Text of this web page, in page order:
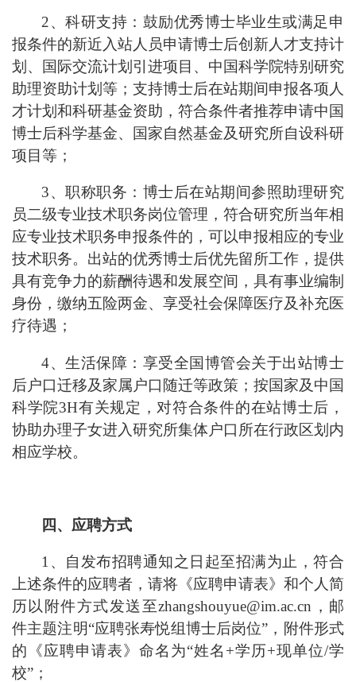
2、科研支持：鼓励优秀博士毕业生或满足申
报条件的新近入站人员申请博士后创新人才支持计
划、国际交流计划引进项目、中国科学院特别研究
助理资助计划等；支持博士后在站期间申报各项人
才计划和科研基金资助，符合条件者推荐申请中国
博士后科学基金、国家自然基金及研究所自设科研
项目等；
3、职称职务：博士后在站期间参照助理研究
员二级专业技术职务岗位管理，符合研究所当年相
应专业技术职务申报条件的，可以申报相应的专业
技术职务。出站的优秀博士后优先留所工作，提供
具有竞争力的薪酬待遇和发展空间，具有事业编制
身份，缴纳五险两金、享受社会保障医疗及补充医
疗待遇；
4、生活保障：享受全国博管会关于出站博士
后户口迁移及家属户口随迁等政策；按国家及中国
科学院3H有关规定，对符合条件的在站博士后，
协助办理子女进入研究所集体户口所在行政区划内
相应学校。
四、应聘方式
1、自发布招聘通知之日起至招满为止，符合
上述条件的应聘者，请将《应聘申请表》和个人简
历以附件方式发送至zhangshouyue@im.ac.cn，邮
件主题注明“应聘张寿悦组博士后岗位”，附件形式
的《应聘申请表》命名为“姓名+学历+现单位/学
校”；